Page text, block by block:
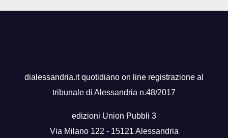
dialessandria.it quotidiano on line registrazione al
tribunale di Alessandria n.48/2017
edizioni Union Pubbli 3
Via Milano 122 - 15121 Alessandria